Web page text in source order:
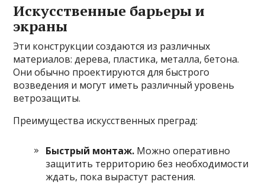
Искусственные барьеры и
экраны
Эти конструкции создаются из различных
материалов: дерева, пластика, металла, бетона.
Они обычно проектируются для быстрого
возведения и могут иметь различный уровень
ветрозащиты.
Преимущества искусственных преград:
Быстрый монтаж. Можно оперативно
защитить территорию без необходимости
ждать, пока вырастут растения.